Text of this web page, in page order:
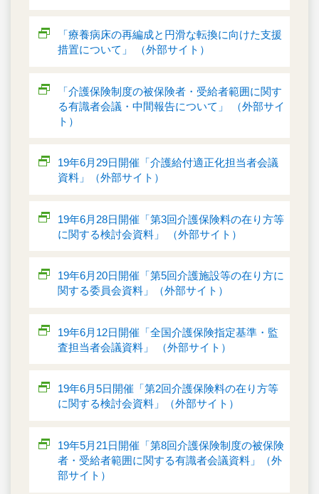
「療養病床の再編成と円滑な転換に向けた支援
措置について」 （外部サイト）
「介護保険制度の被保険者・受給者範囲に関す
る有識者会議・中間報告について」 （外部サイ
ト）
19年6月29日開催「介護給付適正化担当者会議
資料」（外部サイト）
19年6月28日開催「第3回介護保険料の在り方等
に関する検討会資料」 （外部サイト）
19年6月20日開催「第5回介護施設等の在り方に
関する委員会資料」（外部サイト）
19年6月12日開催「全国介護保険指定基準・監
査担当者会議資料」 （外部サイト）
19年6月5日開催「第2回介護保険料の在り方等
に関する検討会資料」（外部サイト）
19年5月21日開催「第8回介護保険制度の被保険
者・受給者範囲に関する有識者会議資料」（外
部サイト）